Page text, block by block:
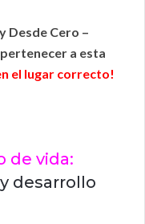
Desde Cero –
a esta
el lugar correcto!
de vida:
y desarrollo